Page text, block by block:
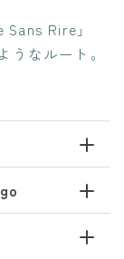
Rire」
なルート。